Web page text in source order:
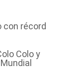
con récord
Colo y